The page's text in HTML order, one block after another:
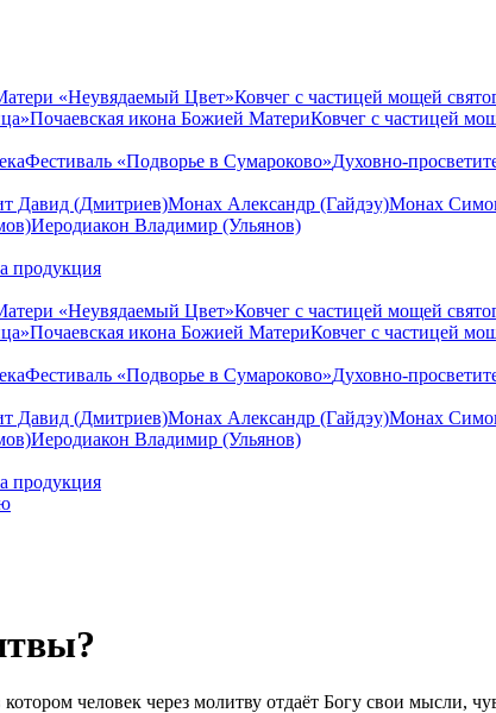
«Неувядаемый Цвет»Ковчег с частицей мощей
Почаевская икона Божией МатериКовчег с частицей
Фестиваль «Подворье в Сумароково»Духовно-
Давид (Дмитриев)Монах Александр (Гайдэу)Монах
Иеродиакон Владимир (Ульянов)
продукция
«Неувядаемый Цвет»Ковчег с частицей мощей
Почаевская икона Божией МатериКовчег с частицей
Фестиваль «Подворье в Сумароково»Духовно-
Давид (Дмитриев)Монах Александр (Гайдэу)Монах
Иеродиакон Владимир (Ульянов)
продукция
человек через молитву отдаёт Богу свои мысли,